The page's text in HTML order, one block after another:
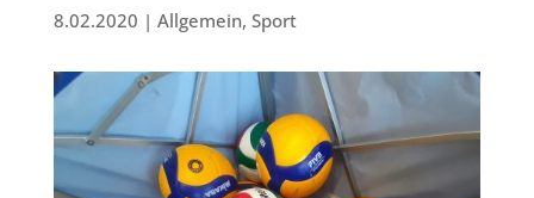
8.02.2020 | Allgemein, Sport